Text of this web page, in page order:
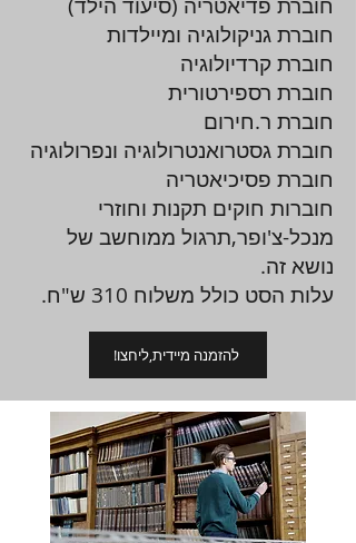
חוברת גניקולוגיה ומיילדות
חוברת קרדיולוגיה
חוברת רספירטורית
חוברת ר.חירום
חוברת גסטרואנטרולוגיה ונפרולוגיה
חוברת פסיכיאטריה
חוברות חוקים תקנות וחוזרי
מנכל-צ'ופר,תרגול ממוחשב של
נושא זה.
עלות הסט כולל משלוח 310 ש"ח.
!להזמנה מיידית,ליחצו